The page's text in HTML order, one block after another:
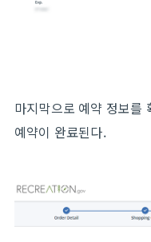
마지막으로 예약 정보
예약이 완료된다.